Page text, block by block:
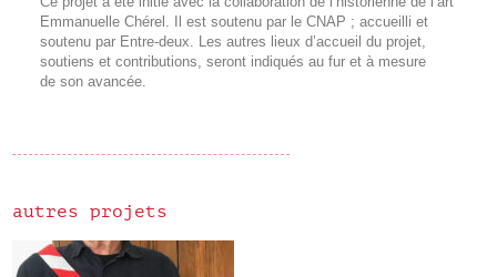
Emmanuelle Chérel. Il est soutenu par le CNAP ; accueilli et
soutenu par Entre-deux. Les autres lieux d’accueil du projet,
soutiens et contributions, seront indiqués au fur et à mesure
de son avancée.
autres projets